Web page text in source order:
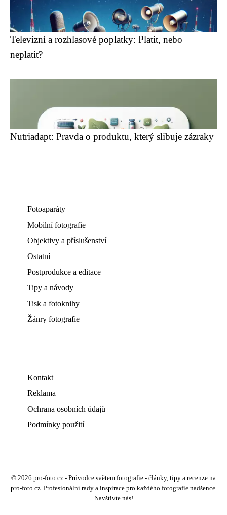
Televizní a rozhlasové poplatky: Platit, nebo
neplatit?
Nutriadapt: Pravda o produktu, který slibuje zázraky
Fotoaparáty
Mobilní fotografie
Objektivy a příslušenství
Ostatní
Postprodukce a editace
Tipy a návody
Tisk a fotoknihy
Žánry fotografie
Kontakt
Reklama
Ochrana osobních údajů
Podmínky použití
© 2026 pro-foto.cz - Průvodce světem fotografie - články, tipy a recenze na
pro-foto.cz. Profesionální rady a inspirace pro každého fotografie nadšence.
Navštivte nás!